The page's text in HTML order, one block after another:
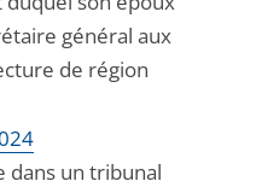
général aux
de région
dans un tribunal